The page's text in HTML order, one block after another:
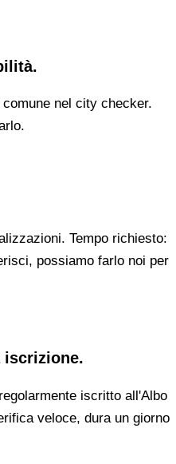
nel city checker.
Tempo richiesto:
possiamo farlo noi per
iscrizione.
iscritto all'Albo
veloce, dura un giorno